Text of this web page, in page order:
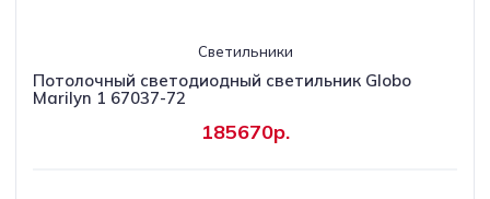
Светильники
Потолочный светодиодный светильник Globo
Marilyn 1 67037-72
185670р.